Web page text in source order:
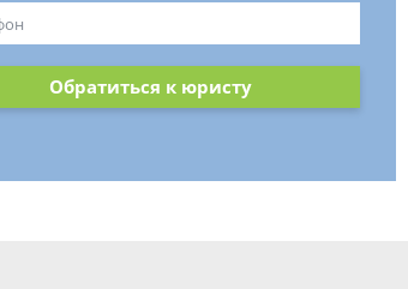
Обратиться к юристу